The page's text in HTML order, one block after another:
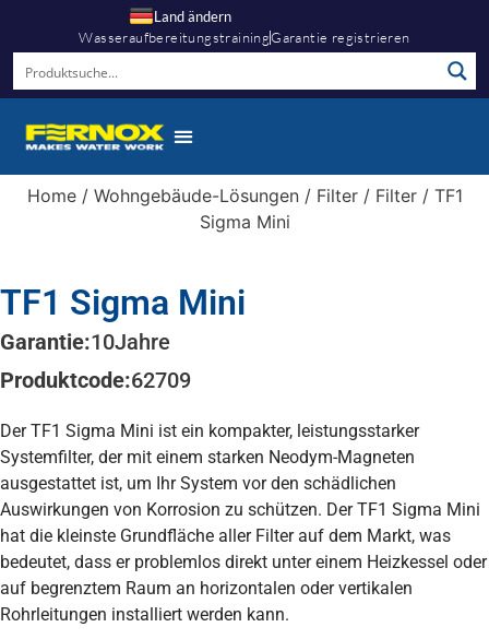
Land ändern
WasseraufbereitungstrainingGarantie registrieren
Home/ Wohngebäude-Lösungen/ Filter/ Filter/ TF1
Sigma Mini
TF1 Sigma Mini
Garantie:10Jahre
Produktcode:62709
Der TF1 Sigma Mini ist ein kompakter, leistungsstarker
Systemfilter, der mit einem starken Neodym-Magneten
ausgestattet ist, um Ihr System vor den schädlichen
Auswirkungen von Korrosion zu schützen. Der TF1 Sigma Mini
hat die kleinste Grundfläche aller Filter auf dem Markt, was
bedeutet, dass er problemlos direkt unter einem Heizkessel oder
auf begrenztem Raum an horizontalen oder vertikalen
Rohrleitungen installiert werden kann.